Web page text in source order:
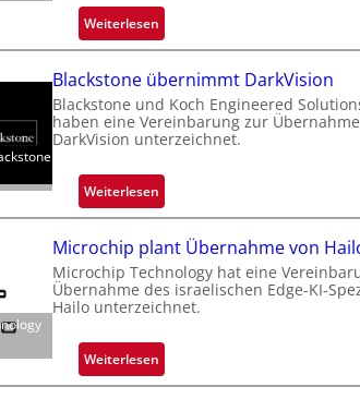
Weiterlesen:
Z
a
l
a
n
o
b
t
e
i
i
g
t
Blackstone übernimmt DarkVision
Blackstone und Koch Engineered
haben eine Vereinbarung zur
DarkVision unterzeichnet.
Weiterlesen:
B
a
c
k
o
Microchip plant Übernahme von
Microchip Technology hat eine
Übernahme des israelischen Edge-KI-
Hailo unterzeichnet.
Weiterlesen:
M